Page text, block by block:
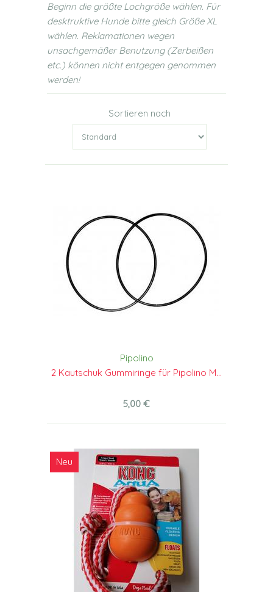
Beginn die größte Lochgröße wählen. Für
desktruktive Hunde bitte gleich Größe XL
wählen. Reklamationen wegen
unsachgemäßer Benutzung (Zerbeißen
etc.) können nicht entgegen genommen
werden!
Sortieren nach
Pipolino
2 Kautschuk Gummiringe für Pipolino M...
5,00 €
Neu